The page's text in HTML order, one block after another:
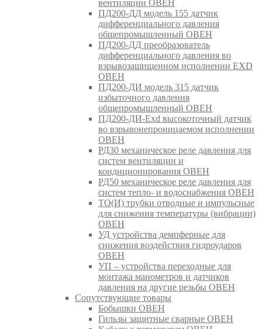
вентиляции ОВЕН
ПД200-ДД модель 155 датчик
дифференциального давления
общепромышленный ОВЕН
ПД200-ДД преобразователь
дифференциального давления во
взрывозащищенном исполнении EXD
ОВЕН
ПД200-ДИ модель 315 датчик
избыточного давления
общепромышленный ОВЕН
ПД200-ДИ-Exd высокоточный датчик
во взрывонепроницаемом исполнении
ОВЕН
РД30 механическое реле давления для
систем вентиляции и
кондиционирования ОВЕН
РД50 механическое реле давления для
систем тепло- и водоснабжения ОВЕН
ТО(И) трубки отводные и импульсные
для снижения температуры (вибрации)
ОВЕН
УД устройства демпферные для
снижения воздействия гидроударов
ОВЕН
УП – устройства переходные для
монтажа манометров и датчиков
давления на другие резьбы ОВЕН
Сопутствующие товары
Бобышки ОВЕН
Гильзы защитные сварные ОВЕН